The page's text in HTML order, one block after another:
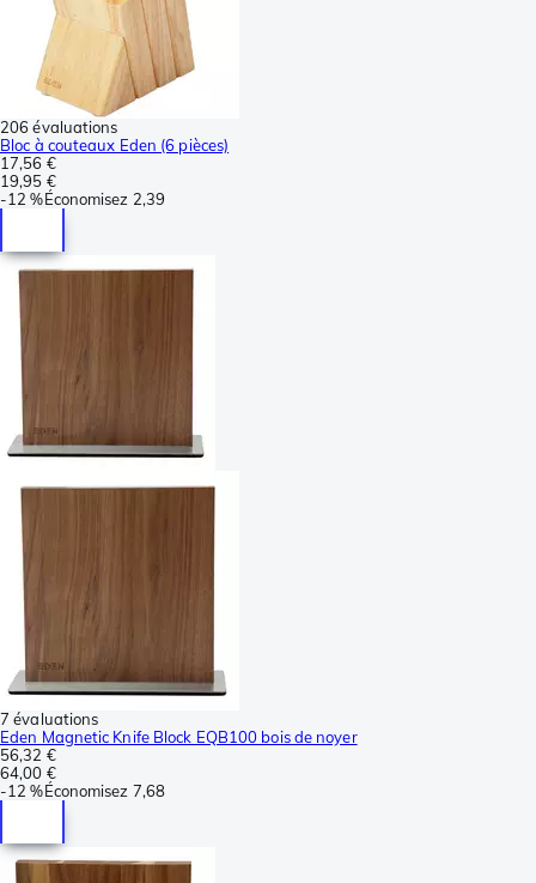
206 évaluations
Bloc à couteaux Eden (6 pièces)
17,56 €
19,95 €
-12 %Économisez 2,39
7 évaluations
Eden Magnetic Knife Block EQB100 bois de noyer
56,32 €
64,00 €
-12 %Économisez 7,68